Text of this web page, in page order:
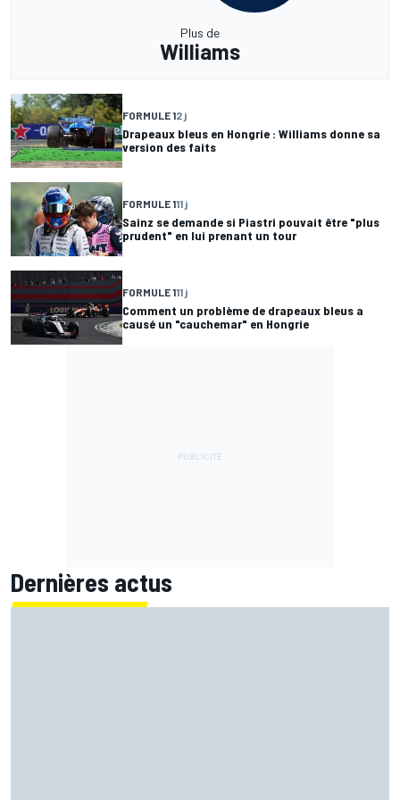
Plus de
Williams
FORMULE 12 j
Drapeaux bleus en Hongrie : Williams donne sa
version des faits
FORMULE 111 j
Sainz se demande si Piastri pouvait être "plus
prudent" en lui prenant un tour
FORMULE 111 j
Comment un problème de drapeaux bleus a
causé un "cauchemar" en Hongrie
Dernières actus